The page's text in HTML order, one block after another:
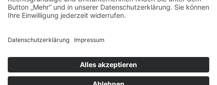
Werde Förderer des
Geht ganz einfach! Wir bedanken uns für deine
Hilfe!